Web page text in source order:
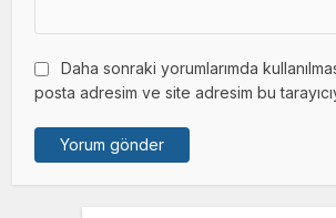
Daha sonraki yorumlarımda
posta adresim ve site adresim bu